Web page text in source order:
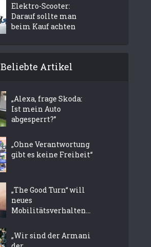
Elektro-Scooter:
Darauf sollte man
beim Kauf achten
Beliebte Artikel
„Alexa, frage Skoda:
Ist mein Auto
abgesperrt?”
„Ohne Verantwortung
gibt es keine Freiheit“
„The Good Turn“ will
neues
Mobilitätsverhalten...
„Wir sind der Armani